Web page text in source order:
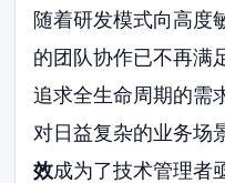
随着研发模式向高度
的团队协作已不再满
追求全生命周期的需
对日益复杂的业务场
效成为了技术管理者